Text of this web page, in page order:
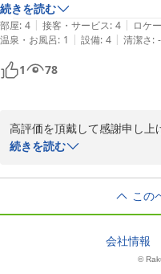
2022-10-25
続きを読む
部屋: 4 | 接客・サービス: 4 | ロケ
温泉・お風呂: 1 | 設備: 4 | 清潔さ: -
1 78
高評価を頂戴して感謝申し上
当方は数少ない管理人常駐型
安心して御利用いただけます
また機会が御座いましたら
続きを読む
この
会社情報
©